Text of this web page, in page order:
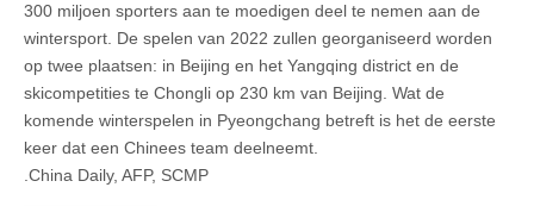
300 miljoen sporters aan te moedigen deel te nemen aan de
wintersport. De spelen van 2022 zullen georganiseerd worden
op twee plaatsen: in Beijing en het Yangqing district en de
skicompetities te Chongli op 230 km van Beijing. Wat de
komende winterspelen in Pyeongchang betreft is het de eerste
keer dat een Chinees team deelneemt.
.China Daily, AFP, SCMP